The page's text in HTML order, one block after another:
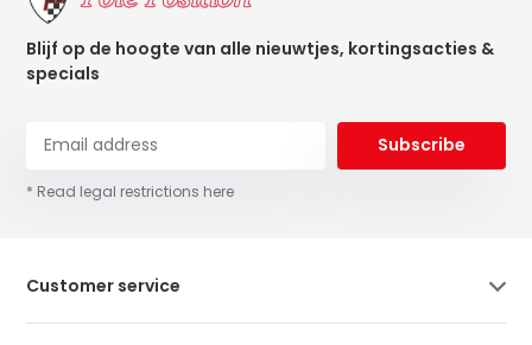
Blijf op de hoogte van alle nieuwtjes, kortingsacties &
specials
Subscribe
* Read legal restrictions here
Customer service